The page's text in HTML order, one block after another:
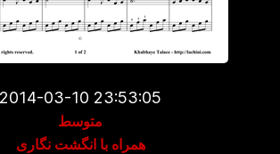
2014-03-10 23:53:05
متوسط
همراه با انگشت نگاری